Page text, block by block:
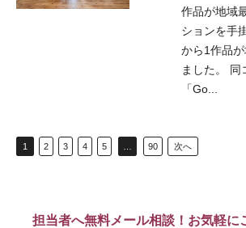
作品が地域
ションを手
から1作品
ました。 同
「Go...
1 2 3 4 5 90 次へ
担当者へ無料メール相談！お気軽に